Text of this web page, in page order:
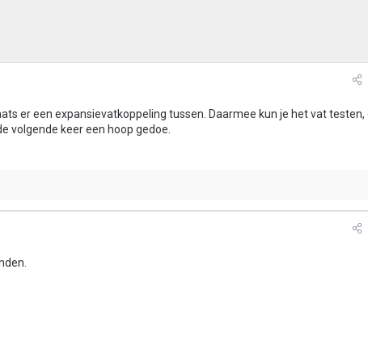
er een expansievatkoppeling tussen. Daarmee kun je het vat testen,
volgende keer een hoop gedoe.